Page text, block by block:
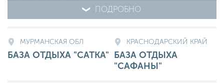
ПОДРОБНО
МУРМАНСКАЯ ОБЛ
БАЗА ОТДЫХА "САТКА"
КРАСНОДАРСКИЙ КРАЙ
БАЗА ОТДЫХА
"САФАНЫ"